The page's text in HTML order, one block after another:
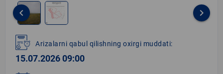
1
of
2
keyboard_arrow_left keyboard_arrow_right
Arizalarni qabul qilishning oxirgi muddati:
15.07.2026 09:00